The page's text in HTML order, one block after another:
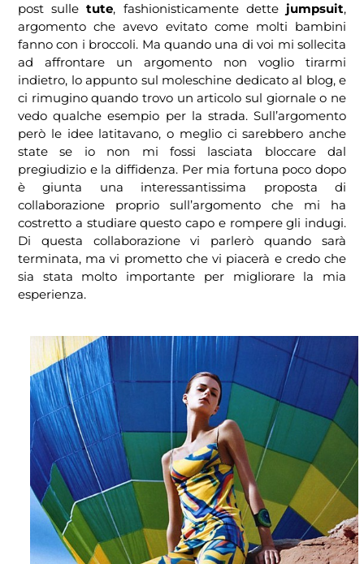
post sulletute, fashionisticamente dettejumpsuit,
argomento che avevo evitato come molti bambini
fanno con i broccoli. Ma quando una di voi mi sollecita
ad affrontare un argomento non voglio tirarmi
indietro, lo appunto sul moleschine dedicato al blog, e
ci rimugino quando trovo un articolo sul giornale o ne
vedo qualche esempio per la strada. Sull’argomento
però le idee latitavano, o meglio ci sarebbero anche
state se io non mi fossi lasciata bloccare dal
pregiudizio e la diffidenza. Per mia fortuna poco dopo
è giunta una interessantissima proposta di
collaborazione proprio sull’argomento che mi ha
costretto a studiare questo capo e rompere gli indugi.
Di questa collaborazione vi parlerò quando sarà
terminata, ma vi prometto che vi piacerà e credo che
sia stata molto importante per migliorare la mia
esperienza.